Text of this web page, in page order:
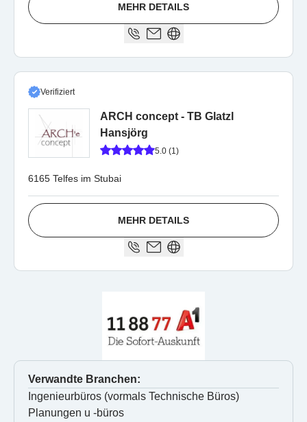
MEHR DETAILS
Verifiziert
ARCH concept - TB Glatzl
Hansjörg
5.0 (1)
6165 Telfes im Stubai
MEHR DETAILS
Verwandte Branchen:
Ingenieurbüros (vormals Technische Büros)
Planungen u -büros